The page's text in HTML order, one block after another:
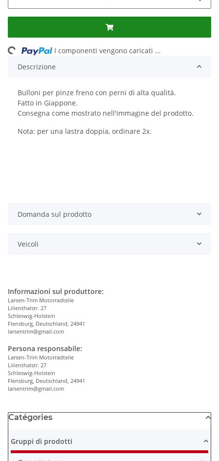
I componenti vengono caricati ...
Descrizione
Bulloni per pinze freno con perni di alta qualità.
Fatto in Giappone.
Consegna come mostrato nell'immagine del prodotto.
Nota: per una lastra doppia, ordinare 2x.
Domanda sul prodotto
Veicoli
Informazioni sul produttore:
Larsen-Trim Motorradteile
Lilienthalstr. 27
Schleswig-Holstein
Flensburg, Deutschland, 24941
larsentrim@gmail.com
Persona responsabile:
Larsen-Trim Motorradteile
Lilienthalstr. 27
Schleswig-Holstein
Flensburg, Deutschland, 24941
larsentrim@gmail.com
Catégories
Gruppi di prodotti